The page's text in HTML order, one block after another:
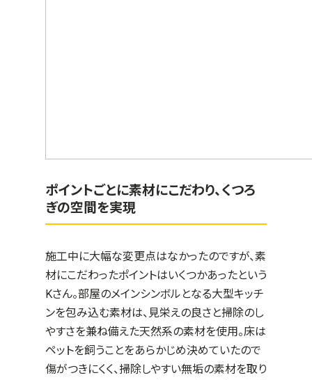
ポイントごとに素材にこだわり、くつろ
ぎの空間を実現
施工中に大幅な変更点はなかったのですが、素
材にこだわったポイントはいくつかあったという
Kさん。部屋のメインシンボルとなる大型キッチ
ンを包み込む素材は、見栄えの良さと掃除のし
やすさを兼ね備えた天然系の素材を使用。床は
ペットを飼うことをあらかじめ決めていたので
傷がつきにくく、掃除しやすい無垢の素材を取り